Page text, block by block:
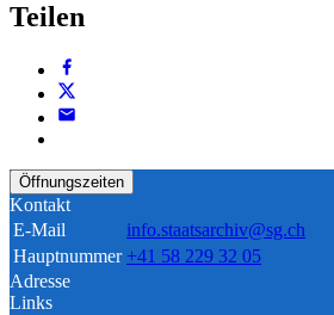
Teilen
Öffnungszeiten
Kontakt
E-Mail
info.staatsarchiv@sg.ch
Hauptnummer +41 58 229 32 05
Adresse
Links